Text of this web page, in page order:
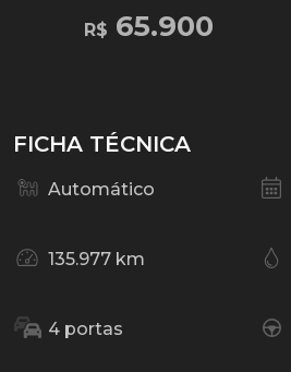
R$ 65.900
FICHA TÉCNICA
Automático
135.977 km
4 portas